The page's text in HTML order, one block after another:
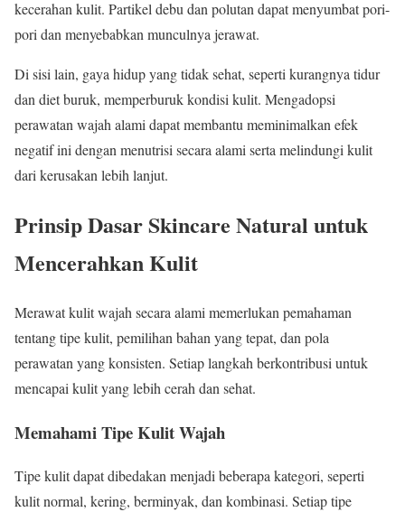
kecerahan kulit. Partikel debu dan polutan dapat menyumbat pori-
pori dan menyebabkan munculnya jerawat.
Di sisi lain, gaya hidup yang tidak sehat, seperti kurangnya tidur
dan diet buruk, memperburuk kondisi kulit. Mengadopsi
perawatan wajah alami dapat membantu meminimalkan efek
negatif ini dengan menutrisi secara alami serta melindungi kulit
dari kerusakan lebih lanjut.
Prinsip Dasar Skincare Natural untuk
Mencerahkan Kulit
Merawat kulit wajah secara alami memerlukan pemahaman
tentang tipe kulit, pemilihan bahan yang tepat, dan pola
perawatan yang konsisten. Setiap langkah berkontribusi untuk
mencapai kulit yang lebih cerah dan sehat.
Memahami Tipe Kulit Wajah
Tipe kulit dapat dibedakan menjadi beberapa kategori, seperti
kulit normal, kering, berminyak, dan kombinasi. Setiap tipe